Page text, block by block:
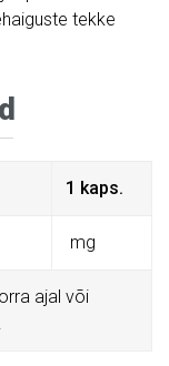
tekke
1 kaps.
mg
ajal või